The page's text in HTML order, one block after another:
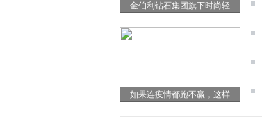
金伯利钻石集团旗下时尚轻
如果连疫情都跑不赢，这样